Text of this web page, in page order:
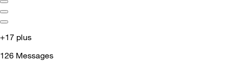
+17 plus
126 Messages